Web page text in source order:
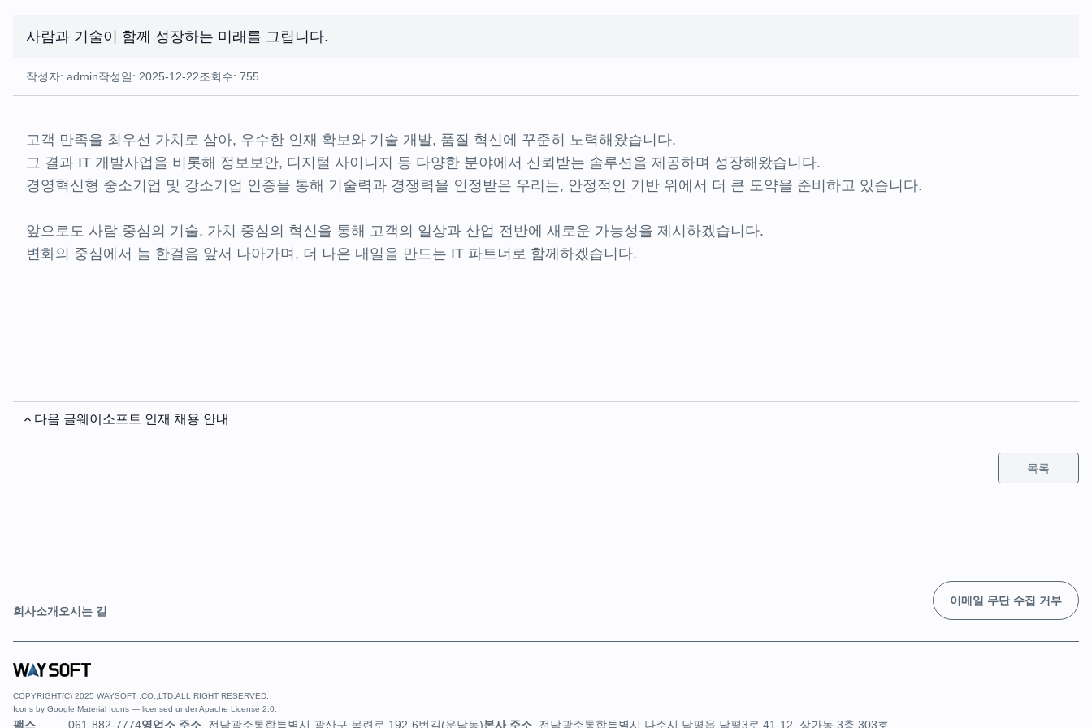
사람과 기술이 함께 성장하는 미래를 그립니다.
작성자: admin작성일: 2025-12-22조회수: 755
고객 만족을 최우선 가치로 삼아, 우수한 인재 확보와 기술 개발, 품질 혁신에 꾸준히 노력해왔습니다.
그 결과 IT 개발사업을 비롯해 정보보안, 디지털 사이니지 등 다양한 분야에서 신뢰받는 솔루션을 제공하며 성장해왔습니다.
경영혁신형 중소기업 및 강소기업 인증을 통해 기술력과 경쟁력을 인정받은 우리는, 안정적인 기반 위에서 더 큰 도약을 준비하고 있습니다.
앞으로도 사람 중심의 기술, 가치 중심의 혁신을 통해 고객의 일상과 산업 전반에 새로운 가능성을 제시하겠습니다.
변화의 중심에서 늘 한걸음 앞서 나아가며, 더 나은 내일을 만드는 IT 파트너로 함께하겠습니다.
다음 글웨이소프트 인재 채용 안내
목록
회사소개 오시는 길
이메일 무단 수집 거부
COPYRIGHT(C) 2025 WAYSOFT .CO.,LTD.ALL RIGHT RESERVED.
Icons by Google Material Icons — licensed underApache License 2.0
팩스 061-882-7774영업소 주소 전남광주통합특별시 광산구 목련로 192-6번길(운남동)본사 주소 전남광주통합특별시 나주시 남평읍 남평3로 41-12, 상가동 3층 303호